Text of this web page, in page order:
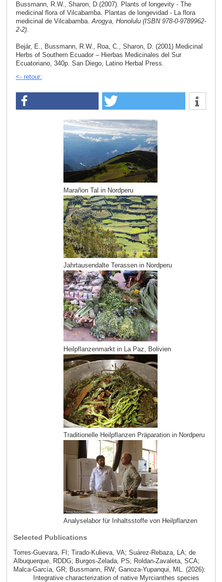
Marañon Tal in Nordperu
Jahrtausendalte Terassen in Nordperu
Heilpflanzenmarkt in La Paz, Bolivien
Traditionelle Heilpflanzen Präparation in Nordperu
Analyselabor für Inhaltsstoffe von Heilpflanzen
Bussmann, R.W., Sharon, D.(2007). Plants of longevity - The
medicinal flora of Vilcabamba. Plantas de longevidad - La flora
medicinal de Vilcabamba.Arogya, Honolulu (ISBN 978-0-9789962-
2-2).
Bejár, E., Bussmann, R.W., Roa, C., Sharon, D. (2001) Medicinal
Herbs of Southern Ecuador – Hierbas Medicinales del Sur
Ecuatoriano, 340p. San Diego, Latino Herbal Press.
<- retour:
Selected Publications
Torres‑Guevara, FI; Tirado‑Kulieva, VA; Suárez‑Rebaza, LA; de
Albuquerque, RDDG; Burgos‑Zelada, PS; Roldan‑Zavaleta, SCA;
Malca‑García, GR; Bussmann, RW; Ganoza‑Yupanqui, ML. (2026):
Integrative characterization of native Myrcianthes species